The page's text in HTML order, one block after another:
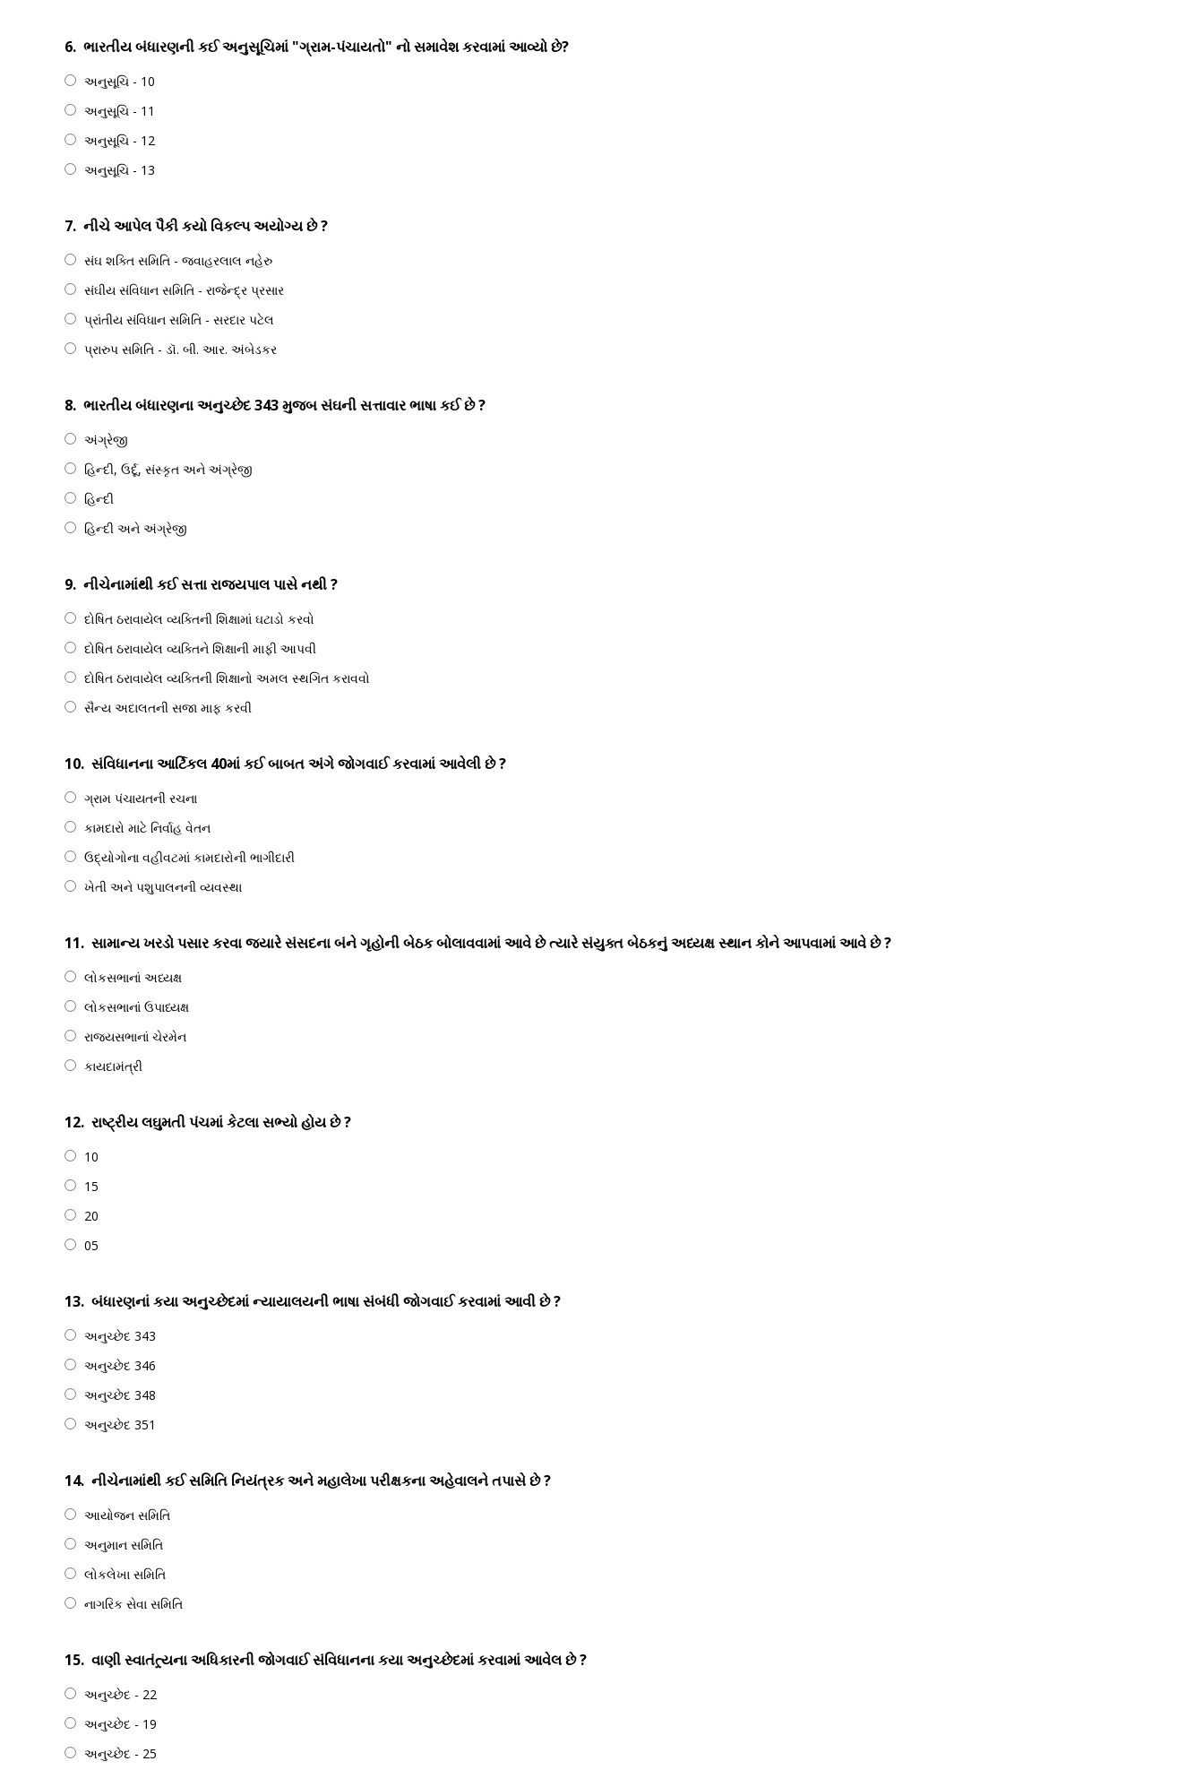
6. ભારતીય બંધારણની કઈ અનુસૂચિમાં "ગ્રામ-પંચાયતો" નો સમાવેશ કરવામાં આવ્યો છે?
અનુસૂચિ - 10
અનુસૂચિ - 11
અનુસૂચિ - 12
અનુસૂચિ - 13
7. નીચે આપેલ પૈકી કયો વિકલ્પ અયોગ્ય છે ?
સંઘ શક્તિ સમિતિ - જવાહરલાલ નહેરુ
સંઘીય સંવિધાન સમિતિ - રાજેન્દ્ર પ્રસાર
પ્રાંતીય સંવિધાન સમિતિ - સરદાર પટેલ
પ્રારુપ સમિતિ - ડૉ. બી. આર. અંબેડકર
8. ભારતીય બંધારણના અનુચ્છેદ 343 મુજબ સંઘની સત્તાવાર ભાષા કઈ છે ?
અંગ્રેજી
હિન્દી, ઉર્દૂ, સંસ્કૃત અને અંગ્રેજી
હિન્દી
હિન્દી અને અંગ્રેજી
9. નીચેનામાંથી કઈ સત્તા રાજ્યપાલ પાસે નથી ?
દોષિત ઠરાવાયેલ વ્યક્તિની શિક્ષામાં ઘટાડો કરવો
દોષિત ઠરાવાયેલ વ્યક્તિને શિક્ષાની માફી આપવી
દોષિત ઠરાવાયેલ વ્યક્તિની શિક્ષાનો અમલ સ્થગિત કરાવવો
સૈન્ય અદાલતની સજા માફ કરવી
10. સંવિધાનના આર્ટિકલ 40માં કઈ બાબત અંગે જોગવાઈ કરવામાં આવેલી છે ?
ગ્રામ પંચાયતની રચના
કામદારો માટે નિર્વાહ વેતન
ઉદ્યોગોના વહીવટમાં કામદારોની ભાગીદારી
ખેતી અને પશુપાલનની વ્યવસ્થા
11. સામાન્ય ખરડો પસાર કરવા જ્યારે સંસદના બંને ગૃહોની બેઠક બોલાવવામાં આવે છે ત્યારે સંયુક્ત બેઠકનું અધ્યક્ષ સ્થાન કોને આપવામાં આવે છે ?
લોકસભાનાં અધ્યક્ષ
લોકસભાનાં ઉપાધ્યક્ષ
રાજ્યસભાનાં ચેરમેન
કાયદામંત્રી
12. રાષ્ટ્રીય લઘુમતી પંચમાં કેટલા સભ્યો હોય છે ?
10
15
20
05
13. બંધારણનાં કયા અનુચ્છેદમાં ન્યાયાલયની ભાષા સંબંધી જોગવાઈ કરવામાં આવી છે ?
અનુચ્છેદ 343
અનુચ્છેદ 346
અનુચ્છેદ 348
અનુચ્છેદ 351
14. નીચેનામાંથી કઈ સમિતિ નિયંત્રક અને મહાલેખા પરીક્ષકના અહેવાલને તપાસે છે ?
આયોજન સમિતિ
અનુમાન સમિતિ
લોકલેખા સમિતિ
નાગરિક સેવા સમિતિ
15. વાણી સ્વાતંત્ર્યના અધિકારની જોગવાઈ સંવિધાનના કયા અનુચ્છેદમાં કરવામાં આવેલ છે ?
અનુચ્છેદ - 22
અનુચ્છેદ - 19
અનુચ્છેદ - 25